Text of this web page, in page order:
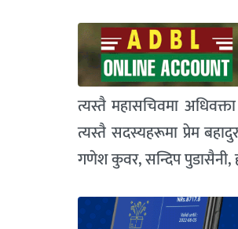
त्यस्तै महासचिवमा
त्यस्तै सदस्यहरूमा प्रेम
गणेश कुवर, सन्दिप पुडासैनी,